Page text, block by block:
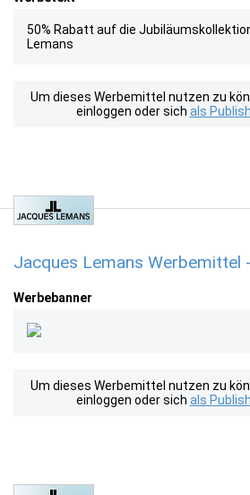
50% Rabatt auf die
Lemans
Um dieses Werbemittel nutzen zu
einloggen oder sich als
Jacques Lemans Werbemittel
Werbebanner
Um dieses Werbemittel nutzen zu
einloggen oder sich als